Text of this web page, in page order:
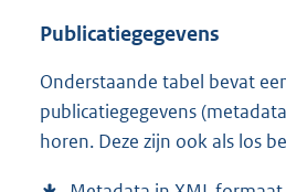
o
d
p
u
n
s
g
r
l
a
d
p
a
d
s
g
n
o
a
d
t
n
d
s
w
l
o
a
s
a
n
d
Publicatiegegevens
Onderstaande tabel bevat
publicatiegegevens
horen. Deze zijn ook als los